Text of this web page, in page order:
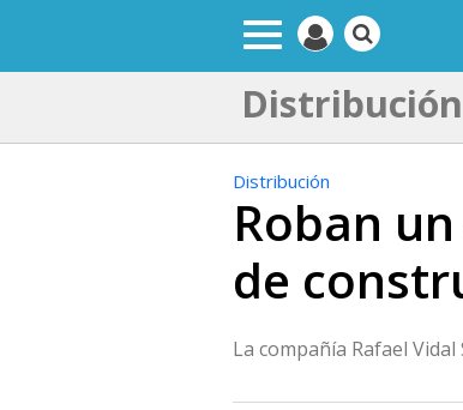
Distribución
Distribución
Roban
de
La compañía Rafael